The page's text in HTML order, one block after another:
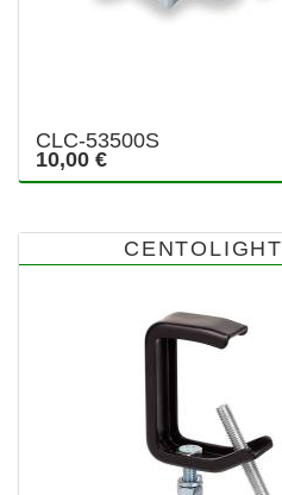
CLC-53500S
10,00 €
CENTOLIGHT